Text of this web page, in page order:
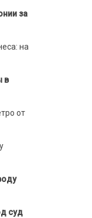
за
на
в
от
суд